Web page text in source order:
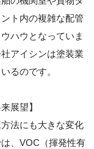
ト内の複雑な配管
ハウとなっていま
アイシンは塗装業
るのです。
展望】
法にも大きな変化
、VOC（揮発性有